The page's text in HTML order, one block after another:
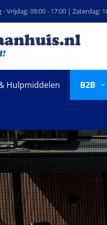
Vrijdag: 09:00 - 17:00 | Zaterdag:
Hulpmiddelen B2B